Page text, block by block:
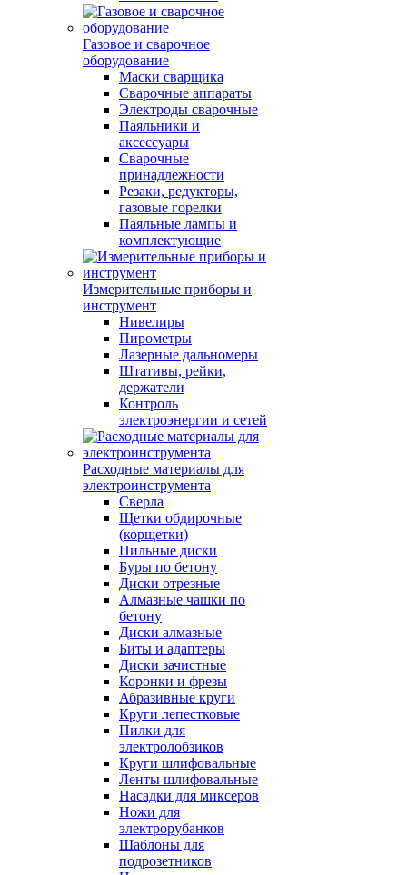
Газовое и сварочное
оборудование
Маски сварщика
Сварочные аппараты
Электроды сварочные
Паяльники и
аксессуары
Сварочные
принадлежности
Резаки, редукторы,
газовые горелки
Паяльные лампы и
комплектующие
Измерительные приборы и
инструмент
Нивелиры
Пирометры
Лазерные дальномеры
Штативы, рейки,
держатели
Контроль
электроэнергии и сетей
Расходные материалы для
электроинструмента
Сверла
Щетки обдирочные
(корщетки)
Пильные диски
Буры по бетону
Диски отрезные
Алмазные чашки по
бетону
Диски алмазные
Биты и адаптеры
Диски зачистные
Коронки и фрезы
Абразивные круги
Круги лепестковые
Пилки для
электролобзиков
Круги шлифовальные
Ленты шлифовальные
Насадки для миксеров
Ножи для
электрорубанков
Шаблоны для
подрозетников